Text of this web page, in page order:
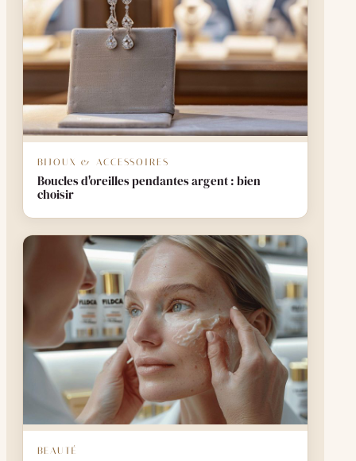
BIJOUX & ACCESSOIRES
Boucles d'oreilles pendantes argent : bien
choisir
BEAUTÉ